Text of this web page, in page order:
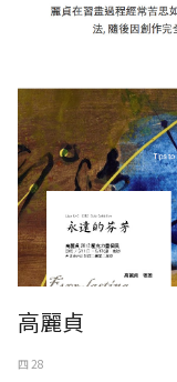
高麗貞
四 28